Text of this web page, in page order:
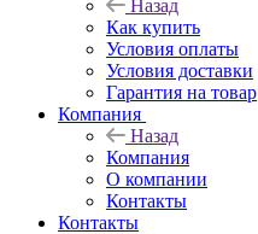
Назад
Как купить
Условия оплаты
Условия доставки
Гарантия на товар
Компания
Назад
Компания
О компании
Контакты
Контакты